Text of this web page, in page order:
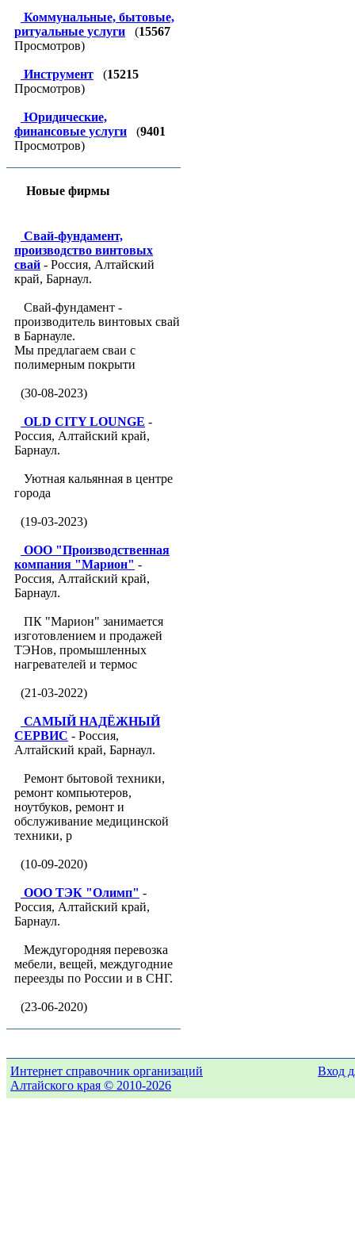
Коммунальные, бытовые,
ритуальные услуги
(15567
Просмотров)
Инструмент (15215
Просмотров)
Юридические,
финансовые услуги
(9401
Просмотров)
Новые фирмы
Свай-фундамент,
производство винтовых
свай - Россия, Алтайский
край, Барнаул.
Свай-фундамент -
производитель винтовых свай
в Барнауле.
Мы предлагаем сваи с
полимерным покрыти
(30-08-2023)
OLD CITY LOUNGE -
Россия, Алтайский край,
Барнаул.
Уютная кальянная в центре
города
(19-03-2023)
ООО "Производственная
компания "Марион" -
Россия, Алтайский край,
Барнаул.
ПК "Марион" занимается
изготовлением и продажей
ТЭНов, промышленных
нагревателей и термос
(21-03-2022)
САМЫЙ НАДЁЖНЫЙ
СЕРВИС - Россия,
Алтайский край, Барнаул.
Ремонт бытовой техники,
ремонт компьютеров,
ноутбуков, ремонт и
обслуживание медицинской
техники, р
(10-09-2020)
ООО ТЭК "Олимп" -
Россия, Алтайский край,
Барнаул.
Междугородняя перевозка
мебели, вещей, междугодние
переезды по России и в СНГ.
(23-06-2020)
Интернет справочник организаций
Алтайского края © 2010-2026
Вход